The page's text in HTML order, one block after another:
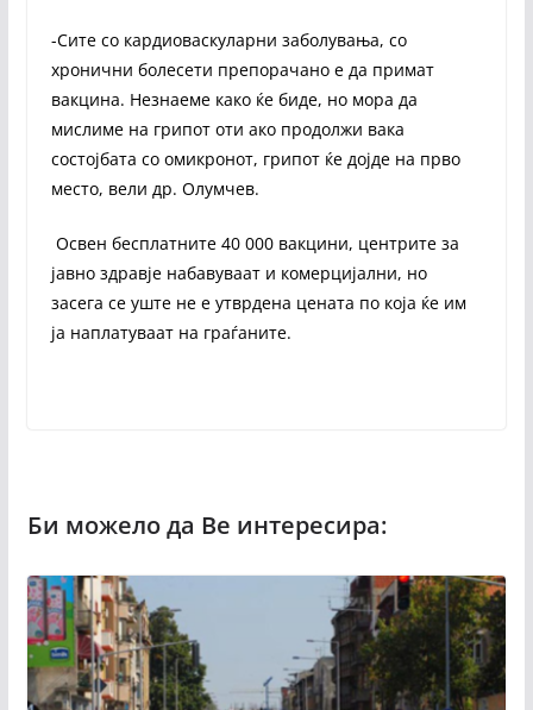
-Сите со кардиоваскуларни заболувања, со
хронични болесети препорачано е да примат
вакцина. Незнаеме како ќе биде, но мора да
мислиме на грипот оти ако продолжи вака
состојбата со омикронот, грипот ќе дојде на прво
место, вели др. Олумчев.
Освен бесплатните 40 000 вакцини, центрите за
јавно здравје набавуваат и комерцијални, но
засега се уште не е утврдена цената по која ќе им
ја наплатуваат на граѓаните.